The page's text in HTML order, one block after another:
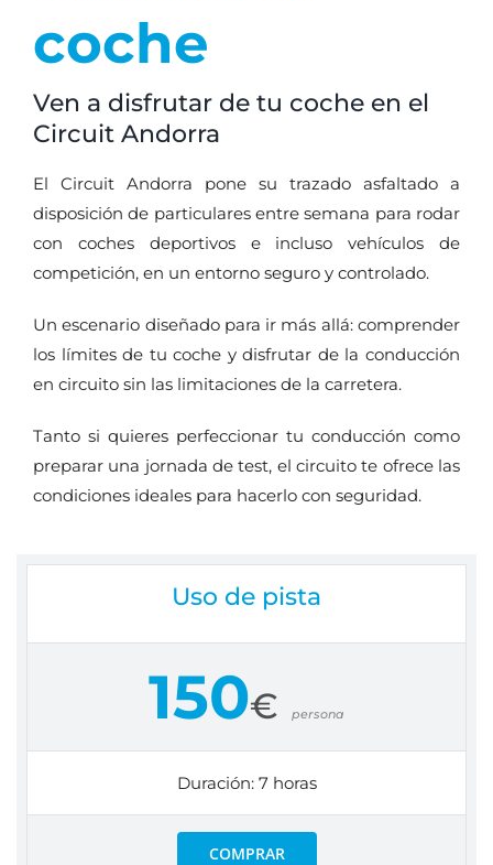
coche
Ven a disfrutar de tu coche en el
Circuit Andorra
El Circuit Andorra pone su trazado asfaltado a
disposición de particulares entre semana para rodar
con coches deportivos e incluso vehículos de
competición, en un entorno seguro y controlado.
Un escenario diseñado para ir más allá: comprender
los límites de tu coche y disfrutar de la conducción
en circuito sin las limitaciones de la carretera.
Tanto si quieres perfeccionar tu conducción como
preparar una jornada de test, el circuito te ofrece las
condiciones ideales para hacerlo con seguridad.
Uso de pista
150€ persona
Duración: 7 horas
COMPRAR